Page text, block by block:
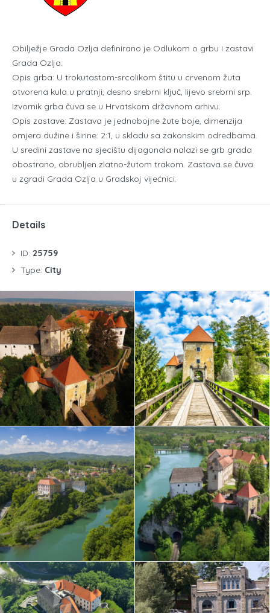
Obilježje Grada Ozlja definirano je Odlukom o grbu i zastavi
Grada Ozlja.
Opis grba: U trokutastom-srcolikom štitu u crvenom žuta
otvorena kula u pratnji, desno srebrni ključ, lijevo srebrni srp.
Izvornik grba čuva se u Hrvatskom državnom arhivu.
Opis zastave: Zastava je jednobojne žute boje, dimenzija
omjera dužine i širine: 2:1, u skladu sa zakonskim odredbama.
U sredini zastave na sjecištu dijagonala nalazi se grb grada
obostrano, obrubljen zlatno-žutom trakom. Zastava se čuva
u zgradi Grada Ozlja u Gradskoj vijećnici.
Details
ID: 25759
Type: City